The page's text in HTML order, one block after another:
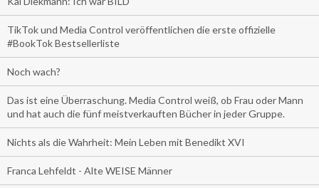
TikTok und Media Control veröffentlichen die erste offizielle
#BookTok Bestsellerliste
Noch wach?
Das ist eine Überraschung. Media Control weiß, ob Frau oder Mann
und hat auch die fünf meistverkauften Bücher in jeder Gruppe.
Nichts als die Wahrheit: Mein Leben mit Benedikt XVI
Franca Lehfeldt - Alte WEISE Männer